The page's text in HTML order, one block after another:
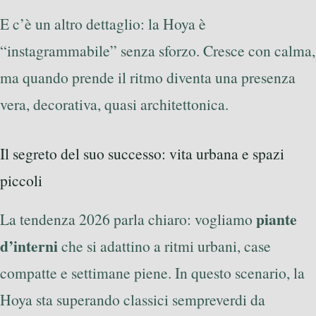
E c’è un altro dettaglio: la Hoya è
“instagrammabile” senza sforzo. Cresce con calma,
ma quando prende il ritmo diventa una presenza
vera, decorativa, quasi architettonica.
Il segreto del suo successo: vita urbana e spazi
piccoli
La tendenza 2026 parla chiaro: vogliamo piante
d’interniche si adattino a ritmi urbani, case
compatte e settimane piene. In questo scenario, la
Hoya sta superando classici sempreverdi da